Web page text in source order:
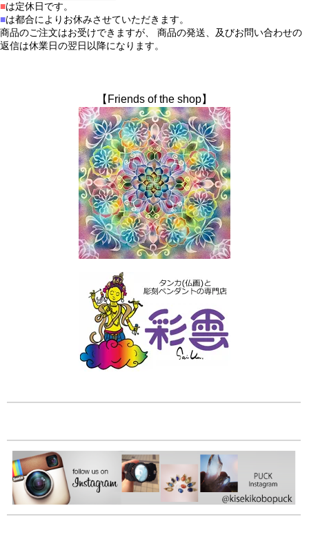
■は定休日です。
■は都合によりお休みさせていただきます。
商品のご注文はお受けできますが、 商品の発送、及びお問い合わせの
返信は休業日の翌日以降になります。
【Friends of the shop】